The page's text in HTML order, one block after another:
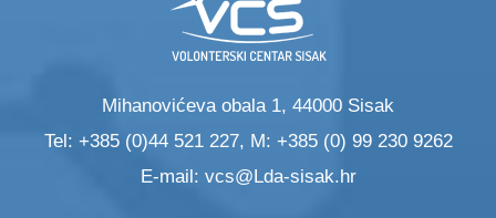
Mihanovićeva obala 1, 44000 Sisak
Tel: +385 (0)44 521 227, M: +385 (0) 99 230 9262
E-mail: vcs@Lda-sisak.hr